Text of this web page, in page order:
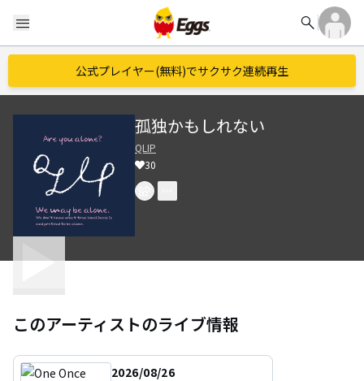
menu search
公式プレイヤー(無料)でサクサク連続再生
孤独かもしれない
QLIP
30
このアーティストのライブ情報
2026/08/26